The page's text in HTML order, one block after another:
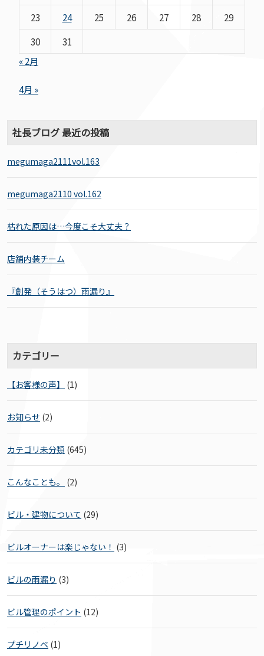
23
24 25 26 27 28
29
30
31
« 2月
4月 »
社長ブログ 最近の投稿
megumaga2111vol.163
megumaga2110 vol.162
枯れた原因は…今度こそ大丈夫？
店舗内装チーム
『創発（そうはつ）雨漏り』
カテゴリー
【お客様の声】 (1)
お知らせ (2)
カテゴリ未分類 (645)
こんなことも。 (2)
ビル・建物について (29)
ビルオーナーは楽じゃない！ (3)
ビルの雨漏り (3)
ビル管理のポイント (12)
プチリノベ (1)